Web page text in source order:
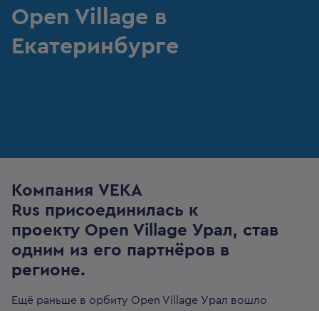
Open Village в
Екатеринбурге
Компания VEKA
Rus присоединилась к
проекту Open Village Урал, став
одним из его партнёров в
регионе.
Ещё раньше в орбиту Open Village Урал вошло